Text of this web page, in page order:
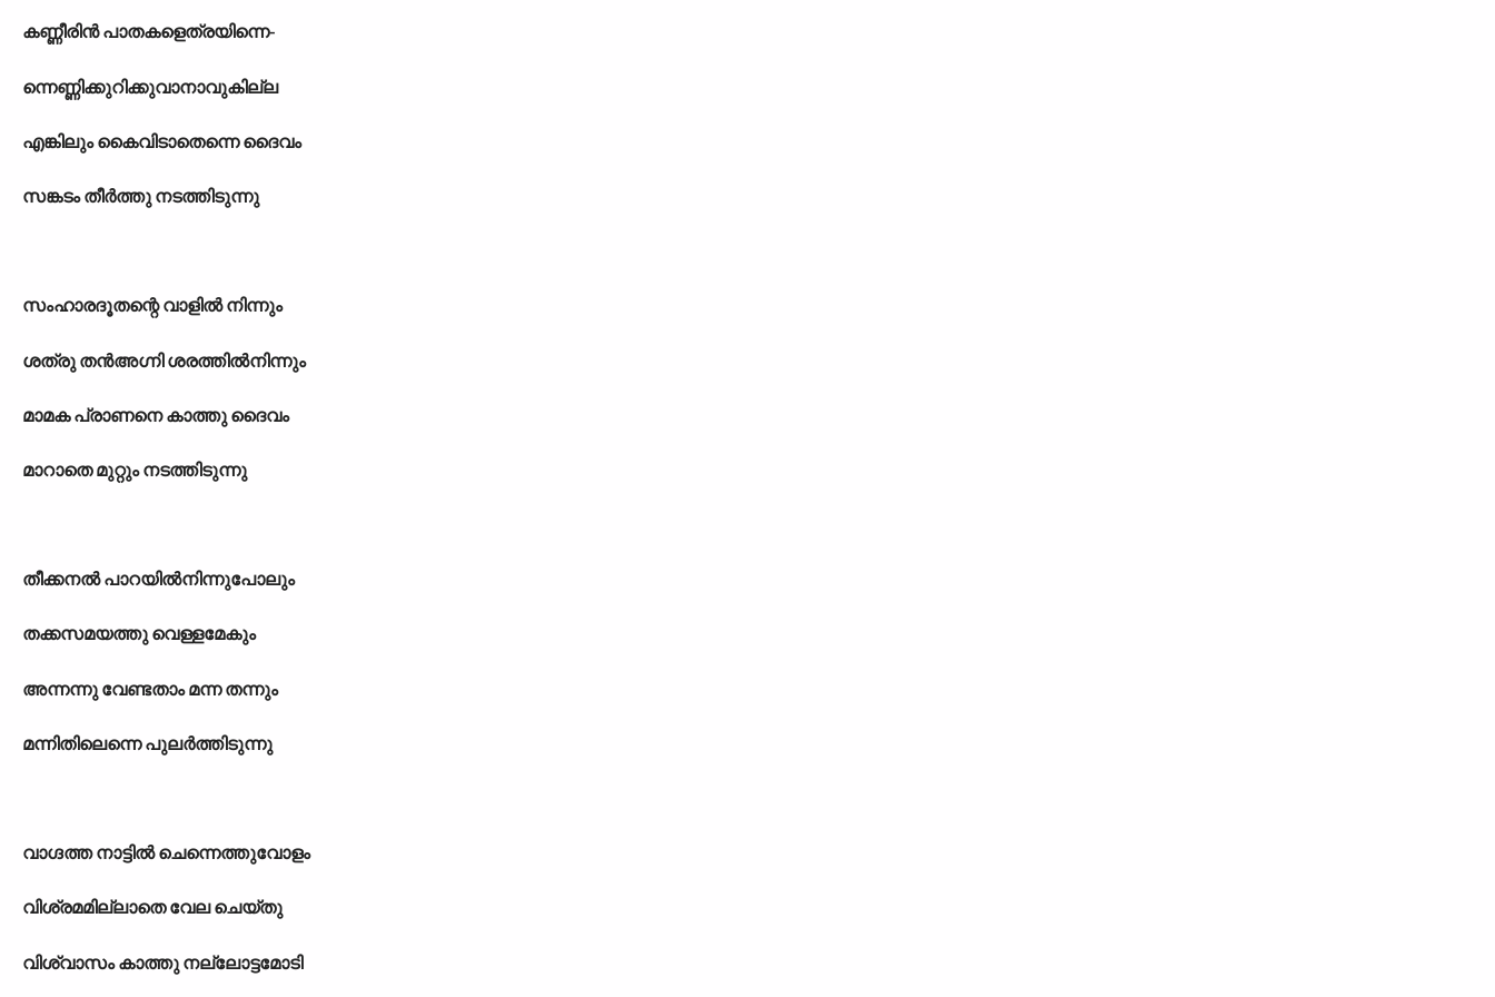
കണ്ണീരിൻ പാതകളെത്രയിന്നെ-
ന്നെണ്ണിക്കുറിക്കുവാനാവുകില്ല
എങ്കിലും കൈവിടാതെന്നെ ദൈവം
സങ്കടം തീർത്തു നടത്തിടുന്നു
സംഹാരദൂതന്റെ വാളിൽ നിന്നും
ശത്രു തൻഅഗ്നി ശരത്തിൽനിന്നും
മാമക പ്രാണനെ കാത്തു ദൈവം
മാറാതെ മുറ്റും നടത്തിടുന്നു
തീക്കനൽ പാറയിൽനിന്നുപോലും
തക്കസമയത്തു വെള്ളമേകും
അന്നന്നു വേണ്ടതാം മന്ന തന്നും
മന്നിതിലെന്നെ പുലർത്തിടുന്നു
വാഗ്ദത്ത നാട്ടിൽ ചെന്നെത്തുവോളം
വിശ്രമമില്ലാതെ വേല ചെയ്തു
വിശ്വാസം കാത്തു നല്ലോട്ടമോടി